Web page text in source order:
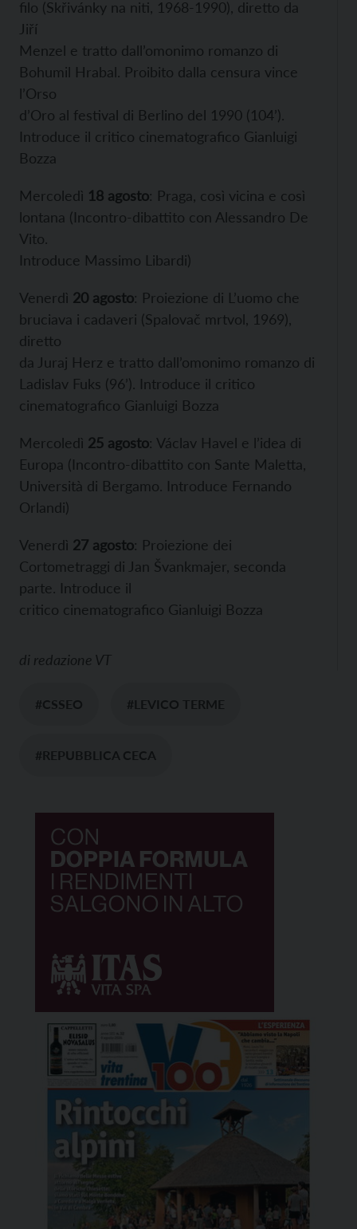
filo (Skřivánky na niti, 1968-1990), diretto da
Jiří
Menzel e tratto dall’omonimo romanzo di
Bohumil Hrabal. Proibito dalla censura vince
l’Orso
d’Oro al festival di Berlino del 1990 (104’).
Introduce il critico cinematografico Gianluigi
Bozza
Mercoledì 18 agosto: Praga, così vicina e così
lontana (Incontro-dibattito con Alessandro De
Vito.
Introduce Massimo Libardi)
Venerdì 20 agosto: Proiezione di L’uomo che
bruciava i cadaveri (Spalovač mrtvol, 1969),
diretto
da Juraj Herz e tratto dall’omonimo romanzo di
Ladislav Fuks (96’). Introduce il critico
cinematografico Gianluigi Bozza
Mercoledì 25 agosto: Václav Havel e l’idea di
Europa (Incontro-dibattito con Sante Maletta,
Università di Bergamo. Introduce Fernando
Orlandi)
Venerdì 27 agosto: Proiezione dei
Cortometraggi di Jan Švankmajer, seconda
parte. Introduce il
critico cinematografico Gianluigi Bozza
di redazione VT
#CSSEO #LEVICO TERME
#REPUBBLICA CECA